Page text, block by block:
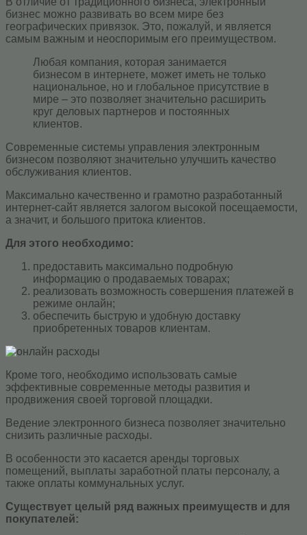
бизнес можно развивать во всем мире без
географических привязок. Это, пожалуй, и является
самым важным и неоспоримым его преимуществом.
Любая компания, которая занимается
бизнесом в интернете, может иметь не только
национальное, но и глобальное присутствие в
мире – это позволяет значительно расширить
круг деловых партнеров и постоянных
клиентов.
Современные системы управления электронным
бизнесом позволяют значительно улучшить качество
обслуживания клиентов.
Максимально качественно и грамотно разработанный
интернет-сайт является залогом высокой посещаемости,
а значит, и большого притока клиентов.
Для этого необходимо:
предоставить максимально подробную
информацию о продаваемых товарах;
реализовать возможность совершения платежей в
режиме онлайн;
обеспечить быструю и удобную доставку
приобретенных товаров клиентам.
Кроме того, необходимо использовать самые
эффективные современные методы развития и
продвижения своей торговой площадки.
Ведение электронного бизнеса позволяет значительно
снизить различные расходы.
В особенности это касается аренды торговых
помещений, выплаты заработной платы персоналу, а
также оплаты коммунальных услуг.
Существует целый ряд важных преимуществ и для
покупателей: